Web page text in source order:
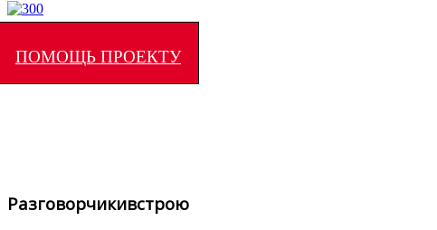
ПОМОЩЬ ПРОЕКТУ
Разговорчикивстрою